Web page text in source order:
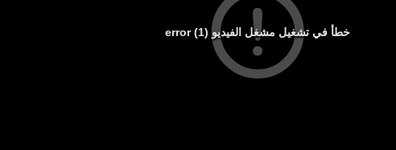
خطأ في تشغيل مشغل الفيديو (1) error